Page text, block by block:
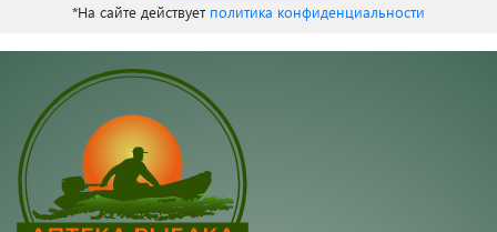
*На сайте действует политика конфиденциальности